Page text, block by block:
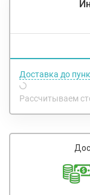
Доставка до
Рассчитываем